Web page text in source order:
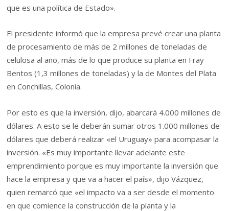
que es una política de Estado».
El presidente informó que la empresa prevé crear una planta
de procesamiento de más de 2 millones de toneladas de
celulosa al año, más de lo que produce su planta en Fray
Bentos (1,3 millones de toneladas) y la de Montes del Plata
en Conchillas, Colonia.
Por esto es que la inversión, dijo, abarcará 4.000 millones de
dólares. A esto se le deberán sumar otros 1.000 millones de
dólares que deberá realizar «el Uruguay» para acompasar la
inversión. «Es muy importante llevar adelante este
emprendimiento porque es muy importante la inversión que
hace la empresa y que va a hacer el país», dijo Vázquez,
quien remarcó que «el impacto va a ser desde el momento
en que comience la construcción de la planta y la